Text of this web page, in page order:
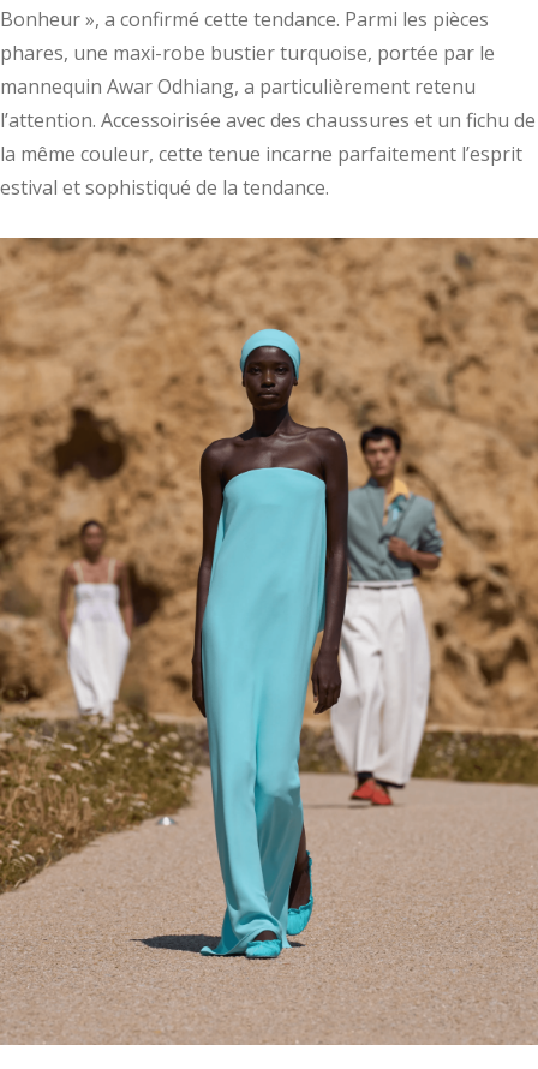
Bonheur », a confirmé cette tendance. Parmi les pièces
phares, une maxi-robe bustier turquoise, portée par le
mannequin Awar Odhiang, a particulièrement retenu
l’attention. Accessoirisée avec des chaussures et un fichu de
la même couleur, cette tenue incarne parfaitement l’esprit
estival et sophistiqué de la tendance.